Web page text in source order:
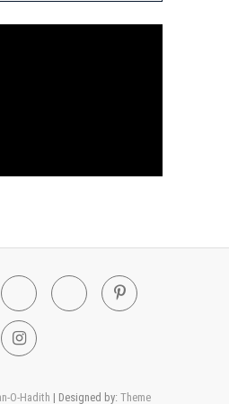
Youtube Blogger Pinterest
Instagram
O-Hadith | Designed by: Theme